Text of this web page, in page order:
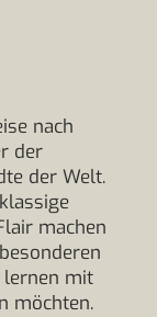
nach
der
der Welt.
machen
lernen mit
möchten.